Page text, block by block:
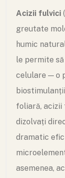
Acizii fulvici
greutate
humic
le permite
celulare — o
foliară,
dizolvați
dramatic
asemenea,